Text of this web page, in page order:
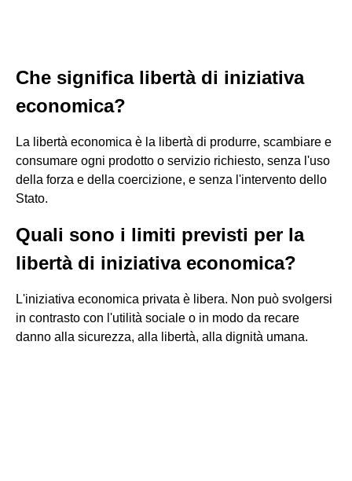
Che significa libertà di iniziativa
economica?
La libertà economica è la libertà di produrre, scambiare e
consumare ogni prodotto o servizio richiesto, senza l'uso
della forza e della coercizione, e senza l'intervento dello
Stato.
Quali sono i limiti previsti per la
libertà di iniziativa economica?
L'iniziativa economica privata è libera. Non può svolgersi
in contrasto con l'utilità sociale o in modo da recare
danno alla sicurezza, alla libertà, alla dignità umana.